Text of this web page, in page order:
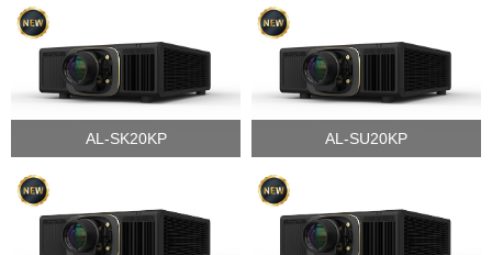
AL-SK20KP AL-SU20KP